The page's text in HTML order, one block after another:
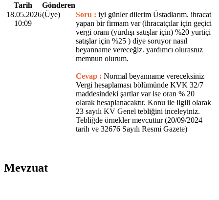
Tarih
Gönderen
18.05.2026
10:09
(Üye) Soru : iyi günler dilerim Üstadlarım. ihracat
yapan bir firmam var (ihracatçılar için geçici
vergi oranı (yurdışı satışlar için) %20 yurtiçi
satışlar için %25 ) diye soruyor nasıl
beyanname vereceğiz. yardımcı olurasnız
memnun olurum.
Cevap : Normal beyanname vereceksiniz
Vergi hesaplaması bölümünde KVK 32/7
maddesindeki şartlar var ise oran % 20
olarak hesaplanacaktır. Konu ile ilgili olarak
23 sayılı KV Genel tebliğini inceleyiniz.
Tebliğde örnekler mevcuttur (20/09/2024
tarih ve 32676 Sayılı Resmi Gazete)
Mevzuat